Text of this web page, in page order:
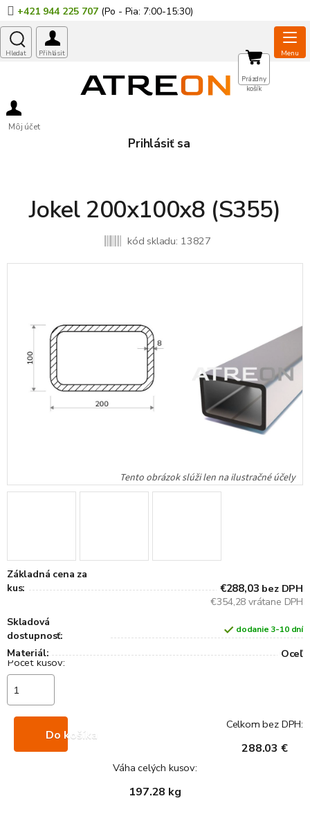
Prejsť
na
obsah
+421 944 225 707
Môj účet
Prihlásiť sa
NÁKUPNÝ
KOŠÍK
Prázdny
košík
Jokel 200x100x8 (S355)
kód skladu: 13827
Základná cena za
kus:
€288,03 bez DPH
€354,28 vrátane DPH
Skladová
dostupnosť:
dodanie 3-10 dní
Materiál: Oceľ
Do košíka
Váha celých kusov:
197.28 kg
Celkom bez DPH:
288.03 €